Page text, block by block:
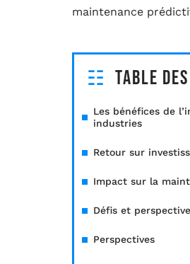
maintenance
Table
Les bénéfices de
industries
Retour sur
Impact sur la
Défis et
Perspectives